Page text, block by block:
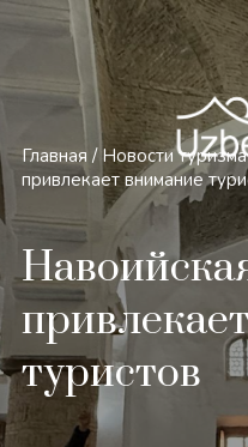
Безопасность и
Главная / Новости туризма
привлекает внимание
туристов